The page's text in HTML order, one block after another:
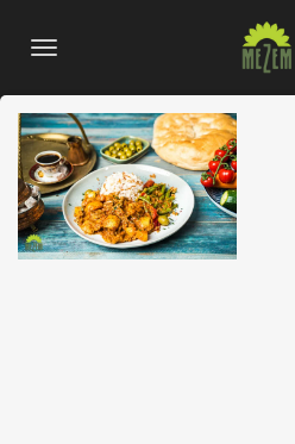
direct
de
hoofdinhoud